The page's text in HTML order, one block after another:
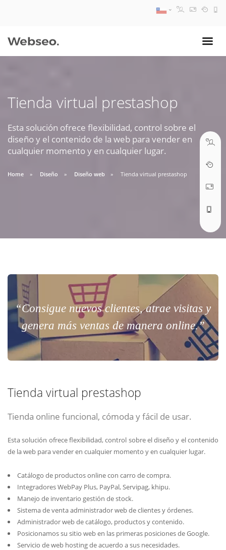
Tienda virtual prestashop
Esta solución ofrece flexibilidad, control sobre el
diseño y el contenido de la web para vender en
cualquier momento y en cualquier lugar.
Home Diseño Diseño web Tienda virtual prestashop
“Consigue nuevos clientes, atrae visitas y
genera más ventas de manera online.”
Tienda virtual prestashop
Tienda online funcional, cómoda y fácil de usar.
Esta solución ofrece flexibilidad, control sobre el diseño y el contenido
de la web para vender en cualquier momento y en cualquier lugar.
Catálogo de productos online con carro de compra.
Integradores WebPay Plus, PayPal, Servipag, khipu.
Manejo de inventario gestión de stock.
Sistema de venta administrador web de clientes y órdenes.
Administrador web de catálogo, productos y contenido.
Posicionamos su sitio web en las primeras posiciones de Google.
Servicio de web hosting de acuerdo a sus necesidades.
09:30 AM A 18:30 PM
soporte@webseo.cl
ABRIR TICKET